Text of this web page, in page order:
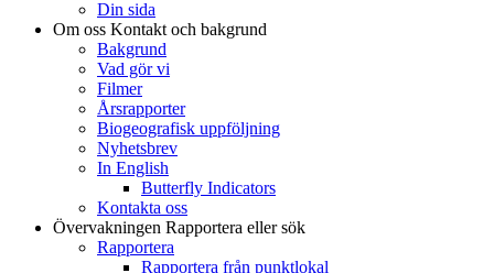
Din sida
Om oss Kontakt och bakgrund
Bakgrund
Vad gör vi
Filmer
Årsrapporter
Biogeografisk uppföljning
Nyhetsbrev
In English
Butterfly Indicators
Kontakta oss
Övervakningen Rapportera eller sök
Rapportera
Rapportera från punktlokal